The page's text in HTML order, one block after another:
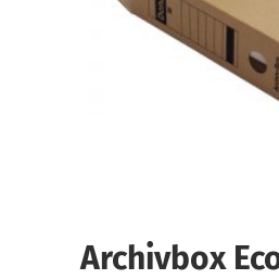
Archivbox